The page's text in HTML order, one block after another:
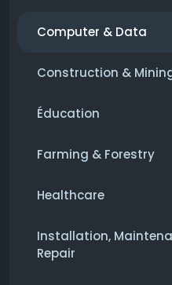
Computer & Data
Construction &
Éducation
Farming & Forestry
Healthcare
Installation,
Repair